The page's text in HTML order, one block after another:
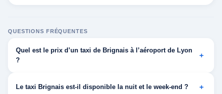
QUESTIONS FRÉQUENTES
Quel est le prix d’un taxi de Brignais à l’aéroport de Lyon
?
Le taxi Brignais est-il disponible la nuit et le week-end ?